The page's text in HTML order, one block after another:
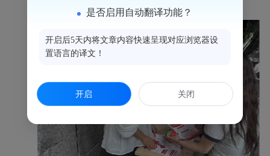
是否启用自动翻译功能？
开启后5天内将文章内容快速呈现对应浏览器设
置语言的译文！
开启 关闭